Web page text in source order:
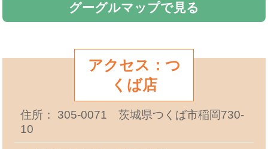
グーグルマップで見る
アクセス：つ
くば店
住所： 305-0071 茨城県つくば市稲岡730-
10